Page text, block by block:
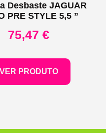
Desbaste JAGUAR
PRE STYLE 5,5 ”
75,47€
VER PRODUTO